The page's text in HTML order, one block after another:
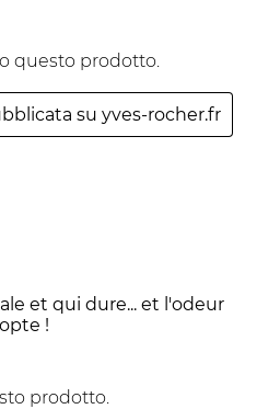
questo prodotto.
su yves-rocher.fr
et qui dure... et l'odeur
!
prodotto.